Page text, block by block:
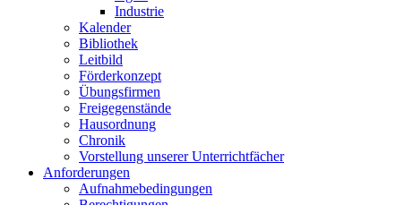
Industrie
Kalender
Bibliothek
Leitbild
Förderkonzept
Übungsfirmen
Freigegenstände
Hausordnung
Chronik
Vorstellung unserer Unterrichtfächer
Anforderungen
Aufnahmebedingungen